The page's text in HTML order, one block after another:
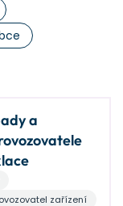
a
zařízení